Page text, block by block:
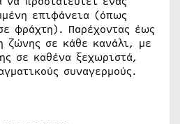
επιφάνεια (όπως
φράχτη). Παρέχοντας έως
ζώνης σε κάθε κανάλι, με
σε καθένα ξεχωριστά,
συναγερμούς.